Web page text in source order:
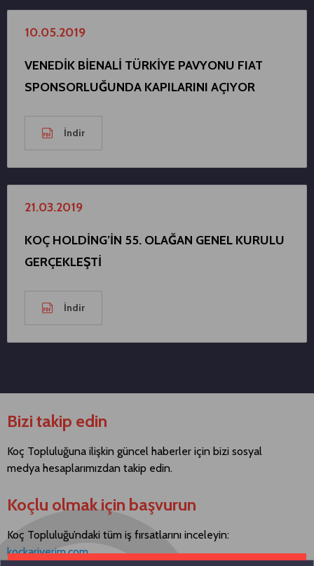
10.05.2019
VENEDİK BİENALİ TÜRKİYE PAVYONU FIAT
SPONSORLUĞUNDA KAPILARINI AÇIYOR
İndir
21.03.2019
KOÇ HOLDİNG’İN 55. OLAĞAN GENEL KURULU
GERÇEKLEŞTİ
İndir
Bizi takip edin
Koç Topluluğuna ilişkin güncel haberler için bizi sosyal
medya hesaplarımızdan takip edin.
Koçlu olmak için başvurun
Koç Topluluğu’ndaki tüm iş fırsatlarını inceleyin:
kockariyerim.com